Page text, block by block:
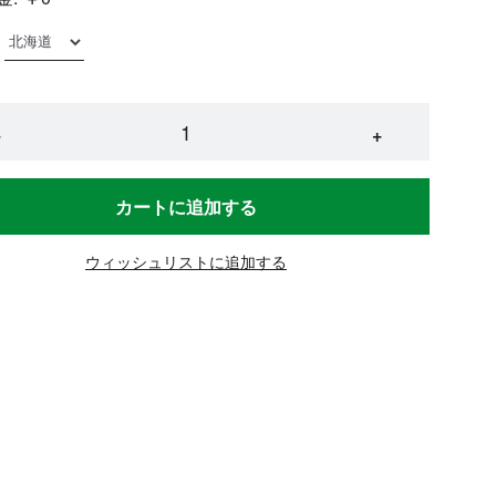
+
カートに追加する
ウィッシュリストに追加する